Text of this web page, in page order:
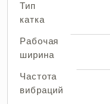
Тип
катка
Рабочая
ширина
Частота
вибраций